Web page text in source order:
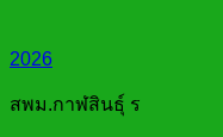
2026
สพม.กาฬสินธุ์ ร